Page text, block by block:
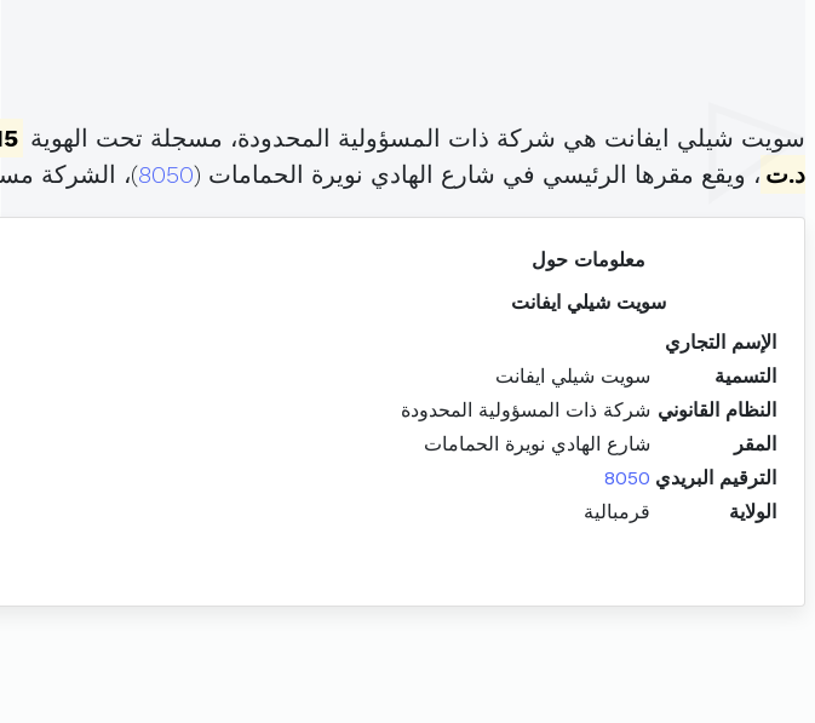
سويت شيلي ايفانت هي شركة ذات المسؤولية المحدودة، مسجلة تحت الهوية
د.ت ، ويقع مقرها الرئيسي في شارع الهادي نويرة الحمامات (8050)، الشركة
معلومات حول
سويت شيلي ايفانت
الإسم التجاري
التسمية
سويت شيلي ايفانت
النظام القانوني شركة ذات المسؤولية المحدودة
المقر
شارع الهادي نويرة الحمامات
الترقيم البريدي 8050
الولاية
قرمبالية